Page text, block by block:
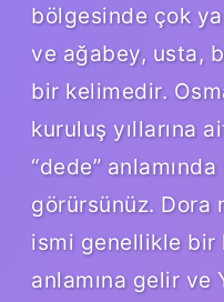
bölgesinde çok
ve ağabey, usta,
bir kelimedir.
kuruluş yıllarına
“dede” anlamında
görürsünüz. Dora
ismi genellikle bir
anlamına gelir ve